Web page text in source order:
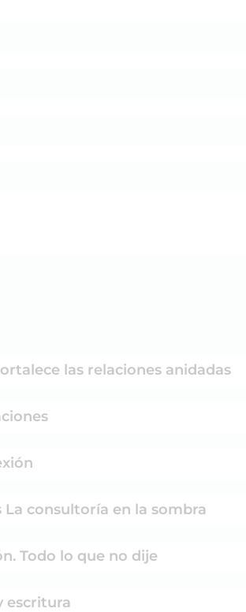
las relaciones anidadas
consultoría en la sombra
Todo lo que no dije
escritura